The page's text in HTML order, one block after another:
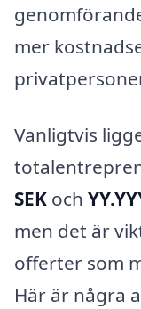
mer
Vanligtvis
SEK och
men det är
offerter som
Här är några